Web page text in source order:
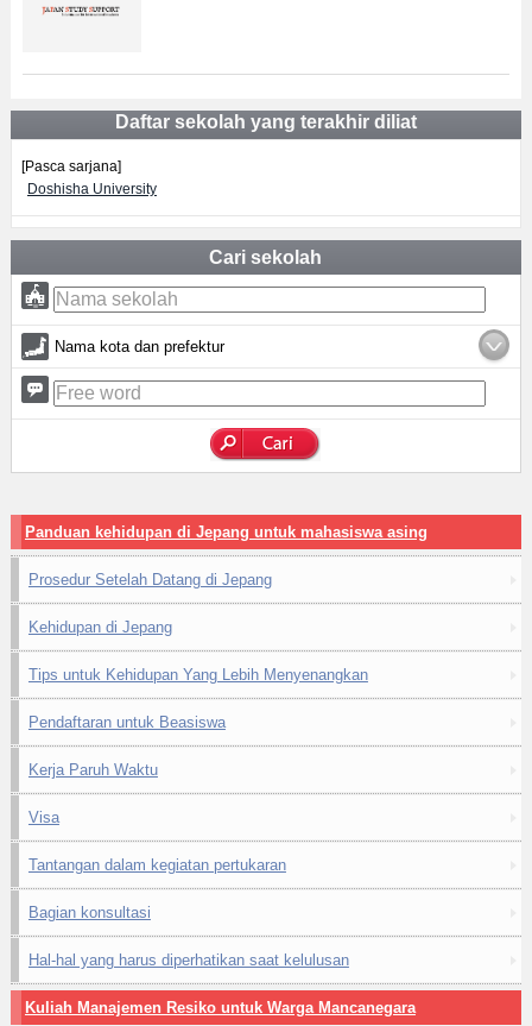
Daftar sekolah yang terakhir diliat
[Pasca sarjana]
Doshisha University
Cari sekolah
Nama kota dan prefektur
Panduan kehidupan di Jepang untuk mahasiswa asing
Prosedur Setelah Datang di Jepang
Kehidupan di Jepang
Tips untuk Kehidupan Yang Lebih Menyenangkan
Pendaftaran untuk Beasiswa
Kerja Paruh Waktu
Visa
Tantangan dalam kegiatan pertukaran
Bagian konsultasi
Hal-hal yang harus diperhatikan saat kelulusan
Kuliah Manajemen Resiko untuk Warga Mancanegara